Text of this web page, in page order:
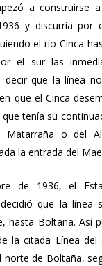
a construirse
y discurría por
el río Cinca
el sur las
decir que la línea
que el Cinca
tenía su
Matarraña o del
la entrada del
de 1936, el
que la línea
hasta Boltaña. Así
la citada Línea del
norte de Boltaña,